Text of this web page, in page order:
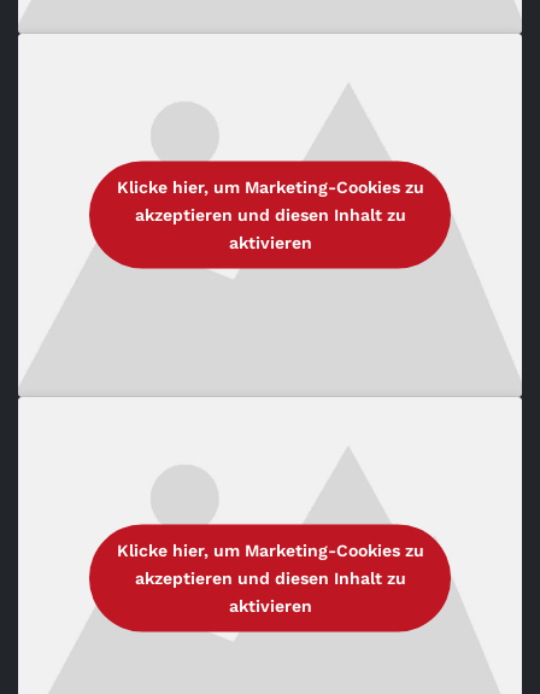
Klicke hier, um Marketing-Cookies zu
akzeptieren und diesen Inhalt zu
aktivieren
Klicke hier, um Marketing-Cookies zu
akzeptieren und diesen Inhalt zu
aktivieren